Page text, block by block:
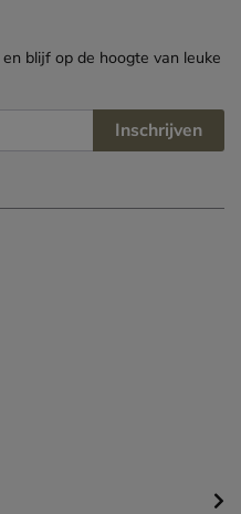
en blijf op de hoogte van leuke
Inschrijven